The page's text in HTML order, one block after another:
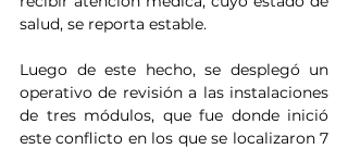
salud, se reporta estable.
Luego de este hecho, se desplegó un
operativo de revisión a las instalaciones
de tres módulos, que fue donde inició
este conflicto en los que se localizaron 7